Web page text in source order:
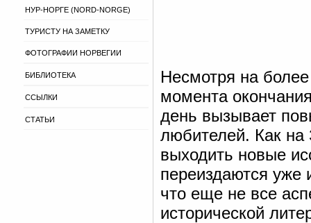
НУР-НОРГЕ (NORD-NORGE)
ТУРИСТУ НА ЗАМЕТКУ
ФОТОГРАФИИ НОРВЕГИИ
БИБЛИОТЕКА
ССЫЛКИ
СТАТЬИ
Несмотря на
момента
день вызывает
любителей. Как на
выходить новые
переиздаются уже
что еще не все
исторической